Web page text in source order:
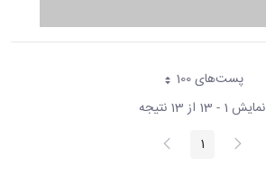
پست‌‌های 100هر صفحه
نمایش 1 - 13 از 13 نتیجه
پیغام
قبلی صفحه1 صفحه
بعد